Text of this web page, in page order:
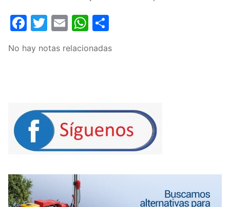
Facebook
Twitter
EmailWhatsApp
No hay notas relacionadas